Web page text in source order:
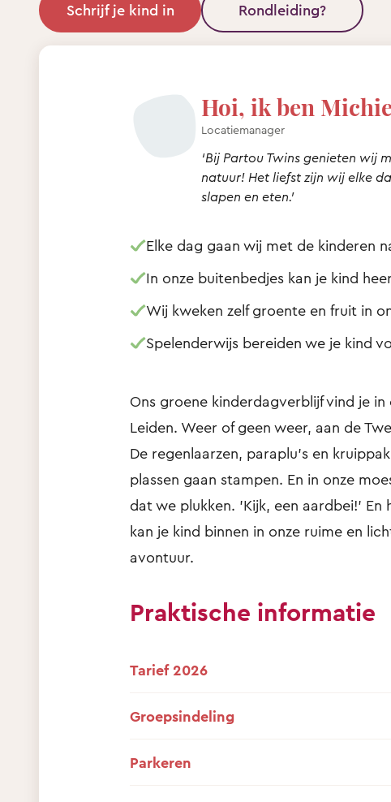
Schrijf je kind in Rondleiding?
Hoi, ik ben
Locatiemanager
‘Bij Partou Twins genieten wij
natuur! Het liefst zijn wij elke
slapen en eten.’
Elke dag gaan wij met de kinderen
In onze buitenbedjes kan je kind
Wij kweken zelf groente en fruit in
Spelenderwijs bereiden we je kind
Ons groene kinderdagverblijf vind je
Leiden. Weer of geen weer, aan de
De regenlaarzen, paraplu’s en
plassen gaan stampen. En in onze
dat we plukken. 'Kijk, een aardbei!'
kan je kind binnen in onze ruime en
avontuur.
Praktische informatie
Tarief 2026
Groepsindeling
Parkeren